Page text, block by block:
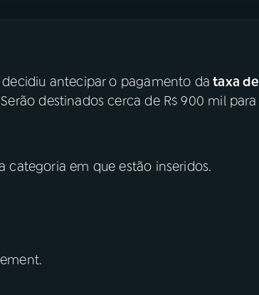
decidiu antecipar o pagamento da taxa de
destinados cerca de R$ 900 mil para
categoria em que estão inseridos.